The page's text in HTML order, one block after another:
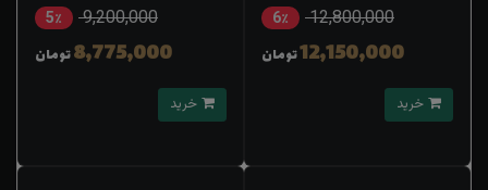
12,800,000 6٪
12,150,000تومان
9,200,000 5٪
8,775,000تومان